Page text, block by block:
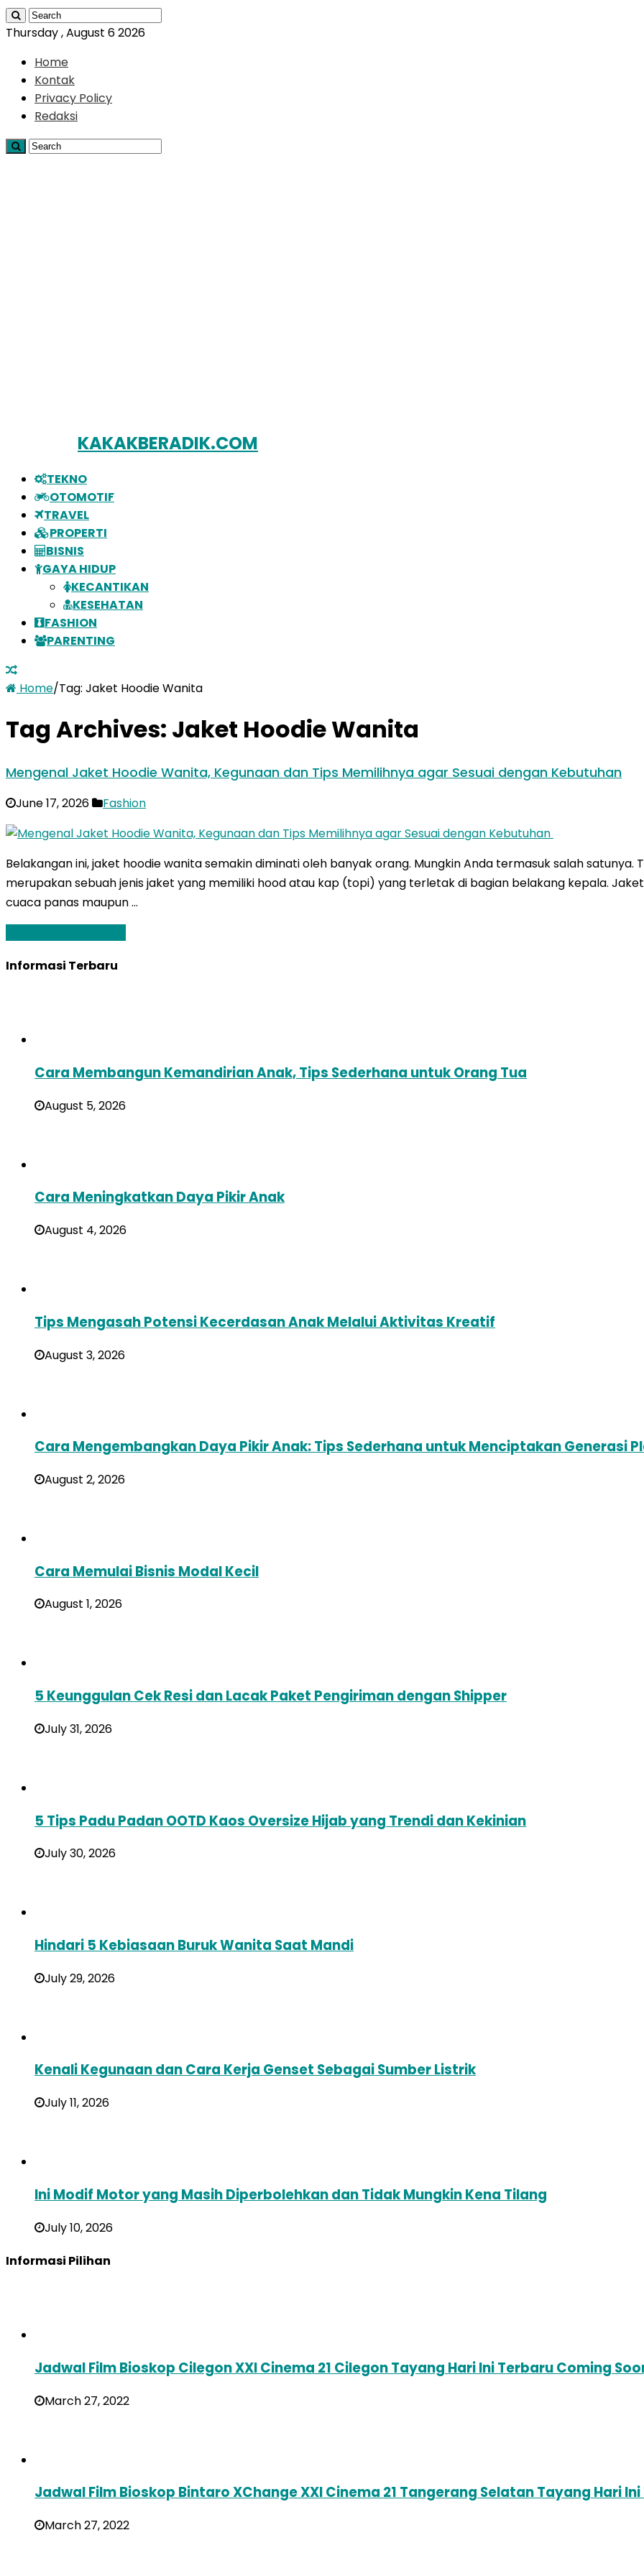
Thursday , August 6 2026
Home
Kontak
Privacy Policy
Redaksi
KAKAKBERADIK.COM
TEKNO
OTOMOTIF
TRAVEL
PROPERTI
BISNIS
GAYA HIDUP
KECANTIKAN
KESEHATAN
FASHION
PARENTING
Home/Tag: Jaket Hoodie Wanita
Tag Archives: Jaket Hoodie Wanita
Mengenal Jaket Hoodie Wanita, Kegunaan dan Tips Memilihnya agar Sesuai dengan Kebutuhan
June 17, 2026 Fashion
Belakangan ini, jaket hoodie wanita semakin diminati oleh banyak orang. Mungkin Anda termasuk salah
merupakan sebuah jenis jaket yang memiliki hood atau kap (topi) yang terletak di bagian belakang kepala.
cuaca panas maupun …
Informasi Terbaru
Cara Membangun Kemandirian Anak, Tips Sederhana untuk Orang Tua
August 5, 2026
Cara Meningkatkan Daya Pikir Anak
August 4, 2026
Tips Mengasah Potensi Kecerdasan Anak Melalui Aktivitas Kreatif
August 3, 2026
Cara Mengembangkan Daya Pikir Anak: Tips Sederhana untuk Menciptakan Generasi
August 2, 2026
Cara Memulai Bisnis Modal Kecil
August 1, 2026
5 Keunggulan Cek Resi dan Lacak Paket Pengiriman dengan Shipper
July 31, 2026
5 Tips Padu Padan OOTD Kaos Oversize Hijab yang Trendi dan Kekinian
July 30, 2026
Hindari 5 Kebiasaan Buruk Wanita Saat Mandi
July 29, 2026
Kenali Kegunaan dan Cara Kerja Genset Sebagai Sumber Listrik
July 11, 2026
Ini Modif Motor yang Masih Diperbolehkan dan Tidak Mungkin Kena Tilang
July 10, 2026
Informasi Pilihan
Jadwal Film Bioskop Cilegon XXI Cinema 21 Cilegon Tayang Hari Ini Terbaru Coming
March 27, 2022
Jadwal Film Bioskop Bintaro XChange XXI Cinema 21 Tangerang Selatan Tayang Hari
March 27, 2022